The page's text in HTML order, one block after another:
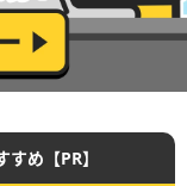
め【PR】